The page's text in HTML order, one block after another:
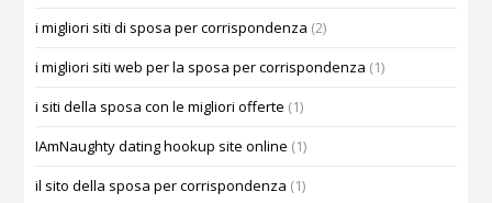
i migliori siti di sposa per corrispondenza (2)
i migliori siti web per la sposa per corrispondenza (1)
i siti della sposa con le migliori offerte (1)
IAmNaughty dating hookup site online (1)
il sito della sposa per corrispondenza (1)